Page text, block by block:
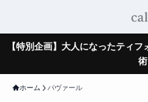
【特別企画】大人になったティ
ホーム パヴァール